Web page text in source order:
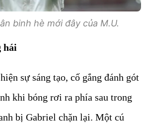
binh hè mới đây của M.U.
hái
sự sáng tạo, cố gắng đánh gót
khi bóng rơi ra phía sau trong
bị Gabriel chặn lại. Một cú